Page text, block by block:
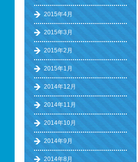
2015年4月
2015年3月
2015年2月
2015年1月
2014年12月
2014年11月
2014年10月
2014年9月
2014年8月